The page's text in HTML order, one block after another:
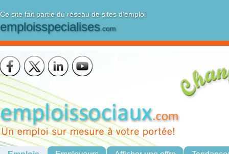
Ce site fait partie du réseau de sites d'emploi
emploisspecialises.com